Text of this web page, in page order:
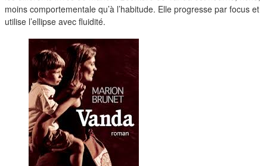
moins comportementale qu’à l’habitude. Elle progresse par focus et
utilise l’ellipse avec fluidité.